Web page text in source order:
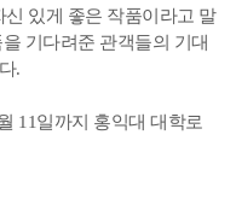
있게 좋은 작품이라고 말
기다려준 관객들의 기대
.
11일까지 홍익대 대학로